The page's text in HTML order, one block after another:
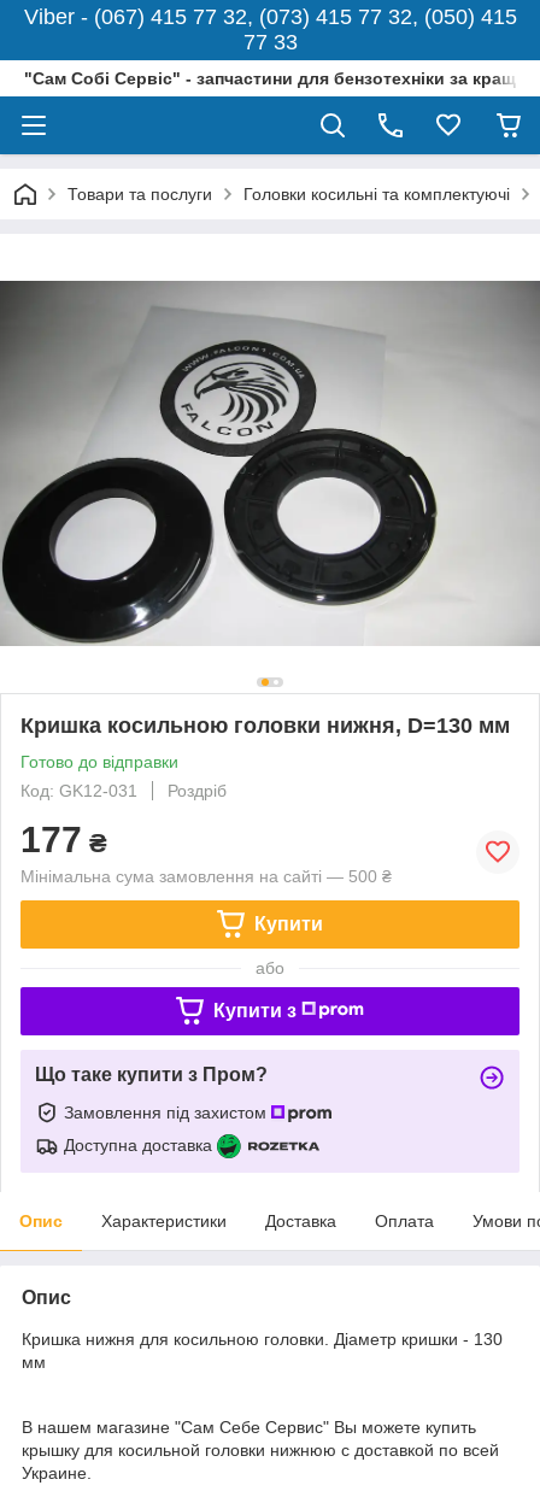
Viber - (067) 415 77 32, (073) 415 77 32, (050) 415
77 33
"Сам Собі Сервіс" - запчастини для бензотехніки за
Товари та послуги Головки косильні та комплектуючі
Кришка косильною головки нижня, D=130 мм
Готово до відправки
Код: GK12-031
Роздріб
177 ₴
Мінімальна сума замовлення на сайті — 500 ₴
Купити
або
Купити з
Що таке купити з Пром?
Замовлення під захистом
Доступна доставка
Опис Характеристики Доставка Оплата Умови
Опис
Кришка нижня для косильною головки. Діаметр кришки - 130
мм
В нашем магазине "Сам Себе Сервис" Вы можете купить
крышку для косильной головки нижнюю с доставкой по всей
Украине.